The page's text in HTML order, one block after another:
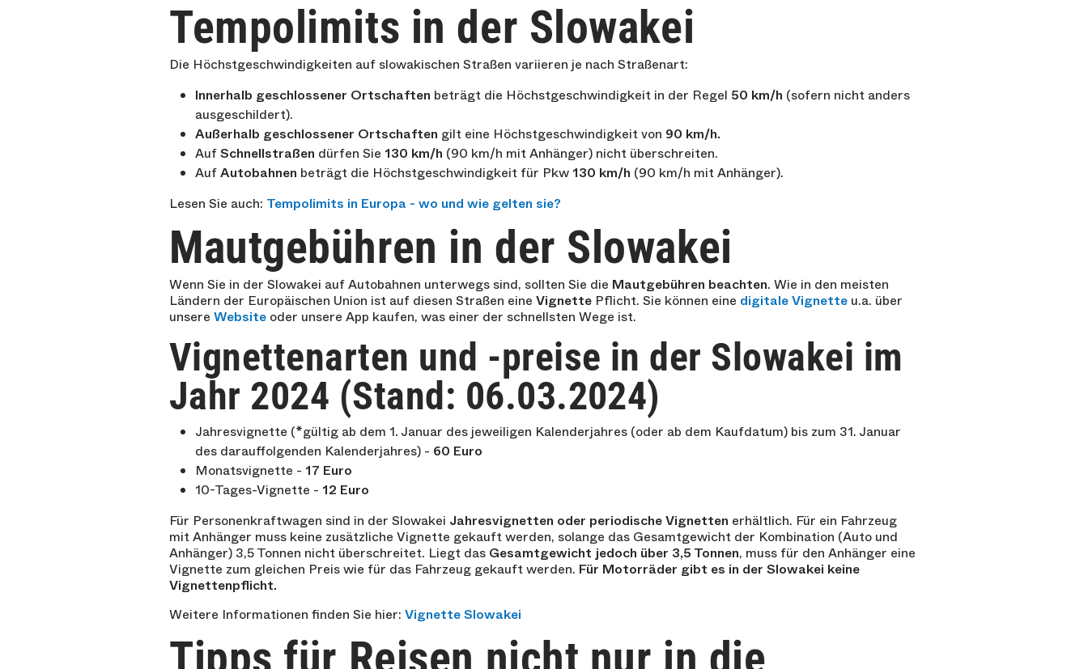
Tempolimits in der Slowakei
Die Höchstgeschwindigkeiten auf slowakischen Straßen variieren je nach Straßenart:
Innerhalb geschlossener Ortschaften beträgt die Höchstgeschwindigkeit in der Regel 50 km/h (sofern nicht anders
ausgeschildert).
Außerhalb geschlossener Ortschaften gilt eine Höchstgeschwindigkeit von 90 km/h.
AufSchnellstraßen dürfen Sie 130 km/h (90 km/h mit Anhänger) nicht überschreiten.
AufAutobahnen beträgt die Höchstgeschwindigkeit für Pkw 130 km/h (90 km/h mit Anhänger).
Lesen Sie auch: Tempolimits in Europa - wo und wie gelten sie?
Mautgebühren in der Slowakei
Wenn Sie in der Slowakei auf Autobahnen unterwegs sind, sollten Sie die Mautgebühren beachten. Wie in den meisten
Ländern der Europäischen Union ist auf diesen Straßen eine Vignette Pflicht. Sie können eine digitale Vignette u.a. über
unsere Website oder unsere App kaufen, was einer der schnellsten Wege ist.
Vignettenarten und -preise in der Slowakei im
Jahr 2024 (Stand: 06.03.2024)
Jahresvignette (*gültig ab dem 1. Januar des jeweiligen Kalenderjahres (oder ab dem Kaufdatum) bis zum 31. Januar
des darauffolgenden Kalenderjahres) - 60 Euro
Monatsvignette - 17 Euro
10-Tages-Vignette - 12 Euro
Für Personenkraftwagen sind in der Slowakei Jahresvignetten oder periodische Vignetten erhältlich. Für ein Fahrzeug
mit Anhänger muss keine zusätzliche Vignette gekauft werden, solange das Gesamtgewicht der Kombination (Auto und
Anhänger) 3,5 Tonnen nicht überschreitet. Liegt das Gesamtgewicht jedoch über 3,5 Tonnen, muss für den Anhänger eine
Vignette zum gleichen Preis wie für das Fahrzeug gekauft werden. Für Motorräder gibt es in der Slowakei keine
Vignettenpflicht.
Weitere Informationen finden Sie hier: Vignette Slowakei